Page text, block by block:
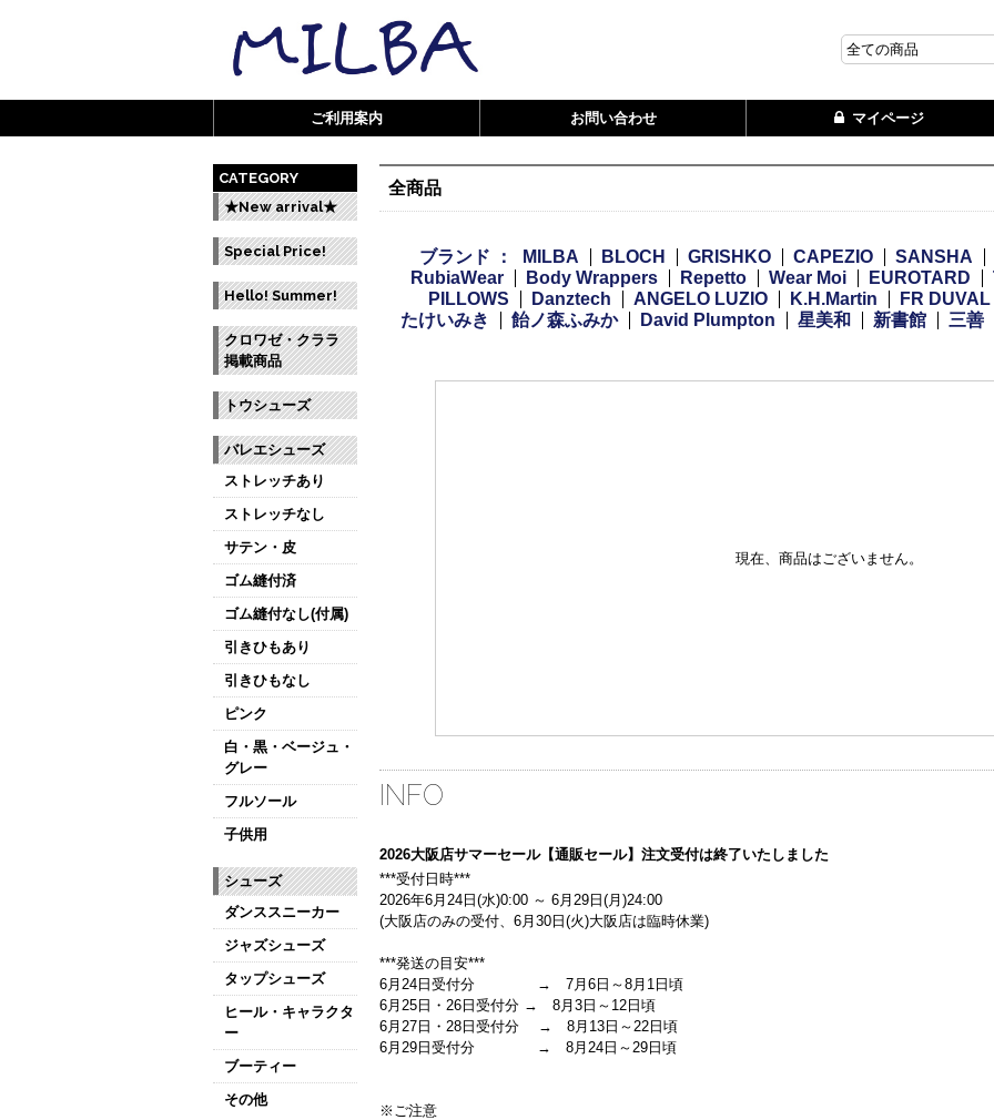
ご利用案内 お問い合わせ マイページ
全商品
ブランド ： MILBA BLOCH GRISHKO CAPEZIO SANSHA
RubiaWear
Body Wrappers Repetto Wear Moi EUROTARD
PILLOWS
Danztech ANGELO LUZIO K.H.Martin FR DUVAL
たけいみき
飴ノ森ふみか David Plumpton 星美和 新書館 三善
現在、商品はございません。
INFO
2026大阪店サマーセール【通販セール】注文受付は終了いたしました
***受付日時***
2026年6月24日(水)0:00 ～ 6月29日(月)24:00
(大阪店のみの受付、6月30日(火)大阪店は臨時休業)
***発送の目安***
6月24日受付分 → 7月6日～8月1日頃
6月25日・26日受付分 → 8月3日～12日頃
6月27日・28日受付分 → 8月13日～22日頃
6月29日受付分 → 8月24日～29日頃
※ご注意
CATEGORY
★New arrival★
Special Price!
Hello! Summer!
クロワゼ・クララ
掲載商品
トウシューズ
バレエシューズ
ストレッチあり
ストレッチなし
サテン・皮
ゴム縫付済
ゴム縫付なし(付属)
引きひもあり
引きひもなし
ピンク
白・黒・ベージュ・
グレー
フルソール
子供用
シューズ
ダンススニーカー
ジャズシューズ
タップシューズ
ヒール・キャラクタ
ー
ブーティー
その他